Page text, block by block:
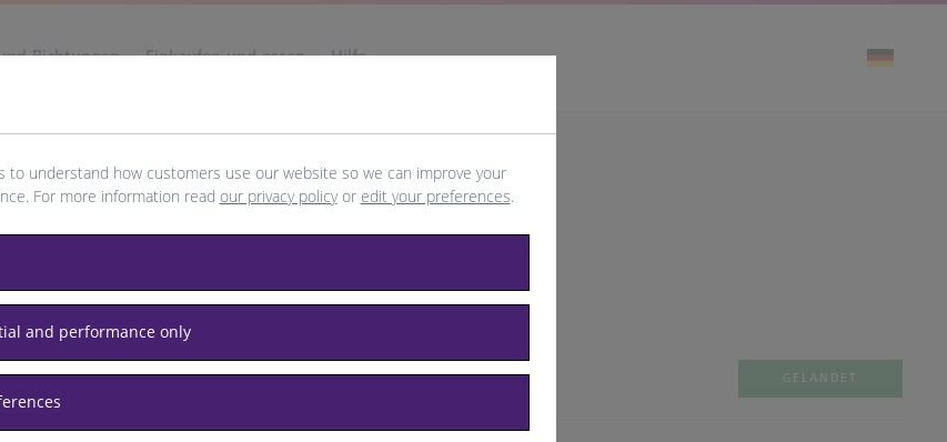
Richtungen Einkaufen und essen Hilfe
GELANDET
to understand how customers use our website so we can improve your
For more information read our privacy policyor edit your preferences.
and performance only